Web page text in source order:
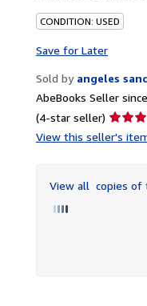
CONDITION: USED
Save for Later
Sold by angeles
AbeBooks Seller
(4-star seller) Seller
rating
of
5
View this seller's
View all copies of